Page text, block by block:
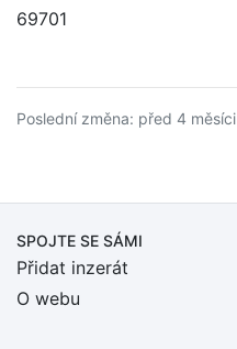
69701
Poslední změna: před 4 měsíci
SPOJTE SE SÁMI
Přidat inzerát
O webu